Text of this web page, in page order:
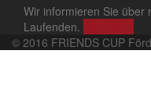
Wir informieren Sie über
Laufenden.
© 2016 FRIENDS CUP